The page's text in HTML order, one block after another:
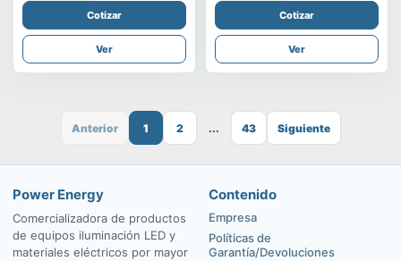
Cotizar
Ver
Cotizar
Ver
Anterior 1 2 ... 43 Siguiente
Power Energy
Comercializadora de productos
de equipos iluminación LED y
materiales eléctricos por mayor
Contenido
Empresa
Políticas de
Garantía/Devoluciones